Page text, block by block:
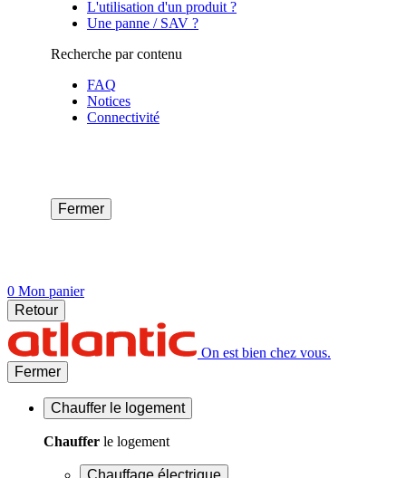
L'utilisation d'un produit ?
Une panne / SAV ?
Recherche par contenu
FAQ
Notices
Connectivité
Fermer
0 Mon panier
Retour
On est bien chez vous.
Fermer
Chauffer le logement
Chauffer le logement